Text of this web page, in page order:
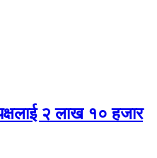
२ लाख १० हजार